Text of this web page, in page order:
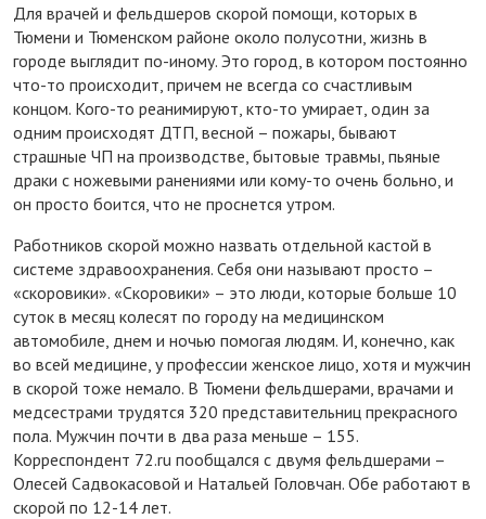
Для врачей и фельдшеров скорой помощи, которых в
Тюмени и Тюменском районе около полусотни, жизнь в
городе выглядит по-иному. Это город, в котором постоянно
что-то происходит, причем не всегда со счастливым
концом. Кого-то реанимируют, кто-то умирает, один за
одним происходят ДТП, весной – пожары, бывают
страшные ЧП на производстве, бытовые травмы, пьяные
драки с ножевыми ранениями или кому-то очень больно, и
он просто боится, что не проснется утром.
Работников скорой можно назвать отдельной кастой в
системе здравоохранения. Себя они называют просто –
«скоровики». «Скоровики» – это люди, которые больше 10
суток в месяц колесят по городу на медицинском
автомобиле, днем и ночью помогая людям. И, конечно, как
во всей медицине, у профессии женское лицо, хотя и мужчин
в скорой тоже немало. В Тюмени фельдшерами, врачами и
медсестрами трудятся 320 представительниц прекрасного
пола. Мужчин почти в два раза меньше – 155.
Корреспондент 72.ru пообщался с двумя фельдшерами –
Олесей Садвокасовой и Натальей Головчан. Обе работают в
скорой по 12-14 лет.